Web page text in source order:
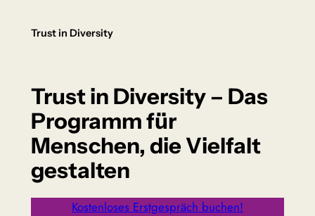
Trust in Diversity
Trust in Diversity – Das
Programm für
Menschen, die Vielfalt
gestalten
Kostenloses Erstgespräch buchen!